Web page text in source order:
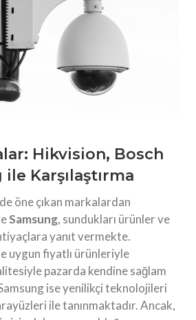
Hikvision, Bosch
Karşılaştırma
öne çıkan markalardan
Samsung, sundukları ürünler ve
yanıt vermekte.
uygun fiyatlı ürünleriyle
pazarda kendine sağlam
ise yenilikçi teknolojileri
ile tanınmaktadır. Ancak,